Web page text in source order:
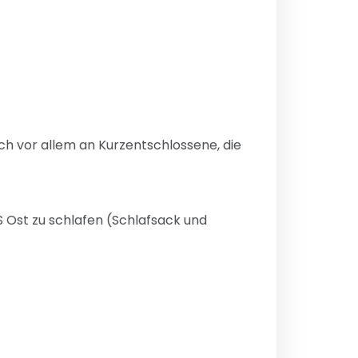
vor allem an Kurzentschlossene, die
Ost zu schlafen (Schlafsack und